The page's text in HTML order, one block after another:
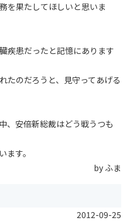
を果たしてほしいと思いま
疾患だったと記憶にあります
たのだろうと、見守ってあげる
、安倍新総裁はどう戦うつも
ます。
by ふま
2012-09-25